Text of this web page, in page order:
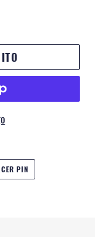
PIN
PINTEREST